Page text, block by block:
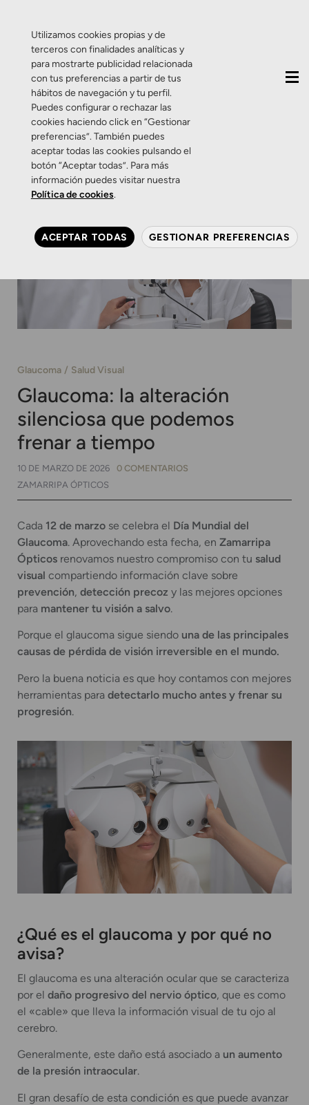
Glaucoma Salud Visual
Glaucoma: la alteración
silenciosa que podemos
frenar a tiempo
10 DE MARZO DE 2026
0 COMENTARIOS
ZAMARRIPA ÓPTICOS
Cada 12 de marzo se celebra el Día Mundial del
Glaucoma. Aprovechando esta fecha, en Zamarripa
Ópticos renovamos nuestro compromiso con tu salud
visual compartiendo información clave sobre
prevención, detección precoz y las mejores opciones
para mantener tu visión a salvo.
Porque el glaucoma sigue siendo una de las principales
causas de pérdida de visión irreversible en el mundo.
Pero la buena noticia es que hoy contamos con mejores
herramientas para detectarlo mucho antes y frenar su
progresión.
¿Qué es el glaucoma y por qué no
avisa?
El glaucoma es una alteración ocular que se caracteriza
por el daño progresivo del nervio óptico, que es como
el «cable» que lleva la información visual de tu ojo al
cerebro.
Generalmente, este daño está asociado a un aumento
de la presión intraocular.
El gran desafío de esta condición es que puede avanzar
Utilizamos cookies propias y de
terceros con finalidades analíticas y
para mostrarte publicidad relacionada
con tus preferencias a partir de tus
hábitos de navegación y tu perfil.
Puedes configurar o rechazar las
cookies haciendo click en “Gestionar
preferencias”. También puedes
aceptar todas las cookies pulsando el
botón “Aceptar todas”. Para más
información puedes visitar nuestra
Política de cookies.
ACEPTAR TODAS GESTIONAR PREFERENCIAS